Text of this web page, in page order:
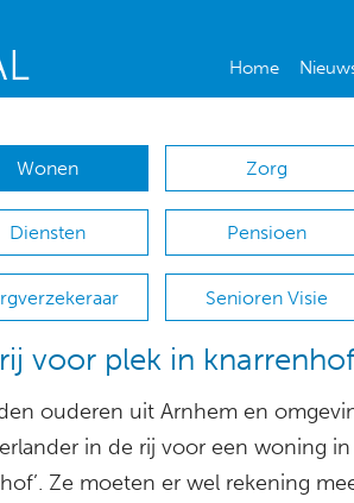
Home
Wonen Zorg
Diensten Pensioen
Senioren Visie
voor plek in knarrenhof
ouderen uit Arnhem en
in de rij voor een woning
Ze moeten er wel rekening